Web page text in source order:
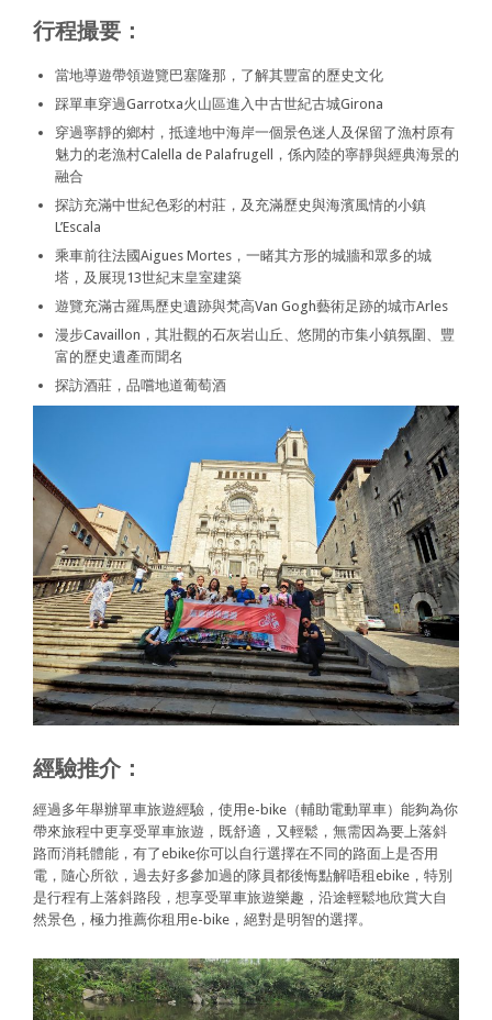
行程撮要：
當地導遊帶領遊覽巴塞隆那，了解其豐富的歷史文化
踩單車穿過Garrotxa火山區進入中古世紀古城Girona
穿過寧靜的鄉村，抵達地中海岸一個景色迷人及保留了漁村原有
魅力的老漁村Calella de Palafrugell，係內陸的寧靜與經典海景的
融合
探訪充滿中世紀色彩的村莊，及充滿歷史與海濱風情的小鎮
L’Escala
乘車前往法國Aigues Mortes，一睹其方形的城牆和眾多的城
塔，及展現13世紀末皇室建築
遊覽充滿古羅馬歷史遺跡與梵高Van Gogh藝術足跡的城市Arles
漫步Cavaillon，其壯觀的石灰岩山丘、悠閒的市集小鎮氛圍、豐
富的歷史遺產而聞名
探訪酒莊，品嚐地道葡萄酒
經驗推介：
經過多年舉辦單車旅遊經驗，使用e-bike（輔助電動單車）能夠為你
帶來旅程中更享受單車旅遊，既舒適，又輕鬆，無需因為要上落斜
路而消耗體能，有了ebike你可以自行選擇在不同的路面上是否用
電，隨心所欲，過去好多參加過的隊員都後悔點解唔租ebike，特別
是行程有上落斜路段，想享受單車旅遊樂趣，沿途輕鬆地欣賞大自
然景色，極力推薦你租用e-bike，絕對是明智的選擇。